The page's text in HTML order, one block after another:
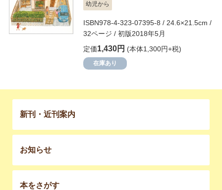
幼児から
ISBN978-4-323-07395-8 / 24.6×21.5cm /
32ページ / 初版2018年5月
定価1,430円 (本体1,300円+税)
在庫あり
新刊・近刊案内
お知らせ
本をさがす